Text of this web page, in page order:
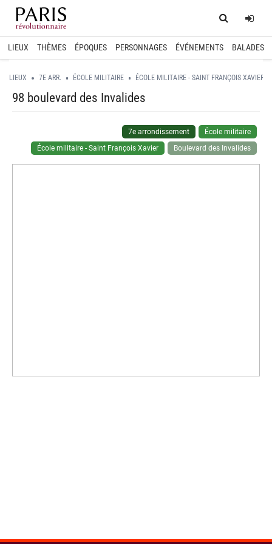
Home
LIEUX THÈMES ÉPOQUES PERSONNAGES ÉVÉNEMENTS BALADES
LIEUX 7E ARR. ÉCOLE MILITAIRE ÉCOLE MILITAIRE - SAINT FRANÇOIS XAVIER
98 boulevard des Invalides
7e arrondissement
École militaire
École militaire - Saint François Xavier
Boulevard des Invalides